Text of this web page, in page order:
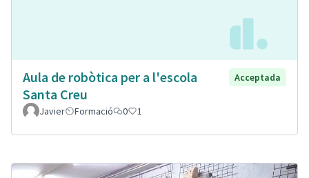
Aula de robòtica per a l'escola
Santa Creu
Acceptada
Javier Formació 0 1